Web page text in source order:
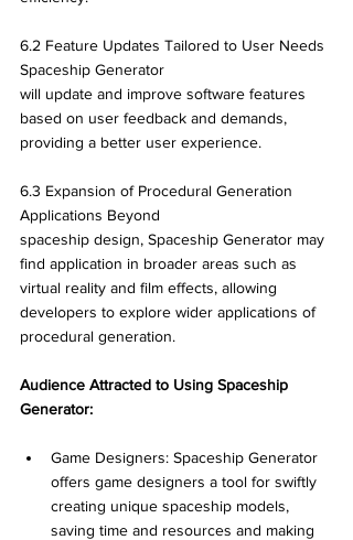
6.2 Feature Updates Tailored to User Needs
Spaceship Generator
will update and improve software features
based on user feedback and demands,
providing a better user experience.
6.3 Expansion of Procedural Generation
Applications Beyond
spaceship design, Spaceship Generator may
find application in broader areas such as
virtual reality and film effects, allowing
developers to explore wider applications of
procedural generation.
Audience Attracted to Using Spaceship
Generator:
Game Designers: Spaceship Generator
offers game designers a tool for swiftly
creating unique spaceship models,
saving time and resources and making